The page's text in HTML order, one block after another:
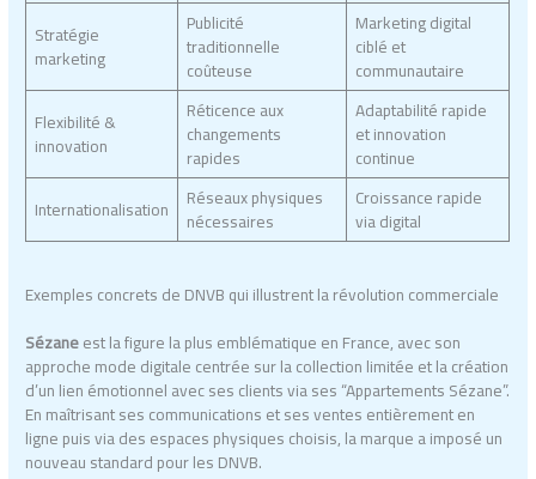
Stratégie
marketing
Publicité
traditionnelle
coûteuse
Marketing digital
ciblé et
communautaire
Flexibilité &
innovation
Réticence aux
changements
rapides
Adaptabilité rapide
et innovation
continue
Internationalisation
Réseaux physiques
nécessaires
Croissance rapide
via digital
Exemples concrets de DNVB qui illustrent la révolution commerciale
Sézaneest la figure la plus emblématique en France, avec son
approche mode digitale centrée sur la collection limitée et la création
d’un lien émotionnel avec ses clients via ses “Appartements Sézane”.
En maîtrisant ses communications et ses ventes entièrement en
ligne puis via des espaces physiques choisis, la marque a imposé un
nouveau standard pour les DNVB.